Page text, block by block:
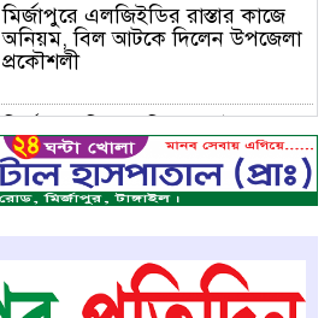
মির্জাপুরে এলজিইডির রাস্তার কাজে
অনিয়ম, বিল আটকে দিলেন উপজেলা
প্রকৌশলী
দুয়ারি জাল ধ্বংস